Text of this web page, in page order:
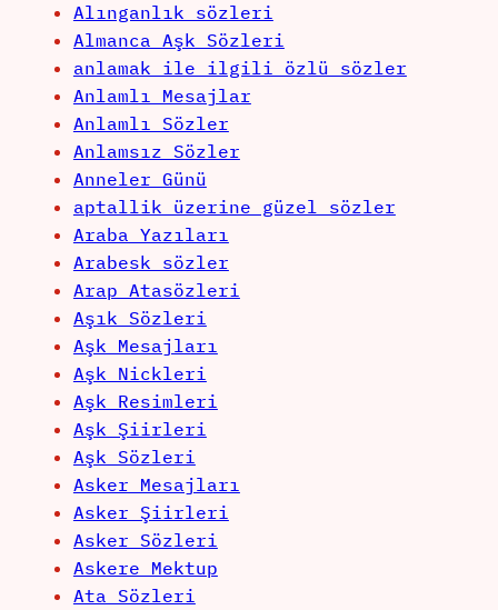
Alınganlık sözleri
Almanca Aşk Sözleri
anlamak ile ilgili özlü sözler
Anlamlı Mesajlar
Anlamlı Sözler
Anlamsız Sözler
Anneler Günü
aptallik üzerine güzel sözler
Araba Yazıları
Arabesk sözler
Arap Atasözleri
Aşık Sözleri
Aşk Mesajları
Aşk Nickleri
Aşk Resimleri
Aşk Şiirleri
Aşk Sözleri
Asker Mesajları
Asker Şiirleri
Asker Sözleri
Askere Mektup
Ata Sözleri